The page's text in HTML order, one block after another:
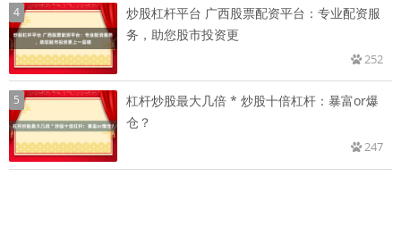
4
炒股杠杆平台 广西股票配资平台：专业配资服
务，助您股市投资更
252
5
杠杆炒股最大几倍 * 炒股十倍杠杆：暴富or爆
仓？
247